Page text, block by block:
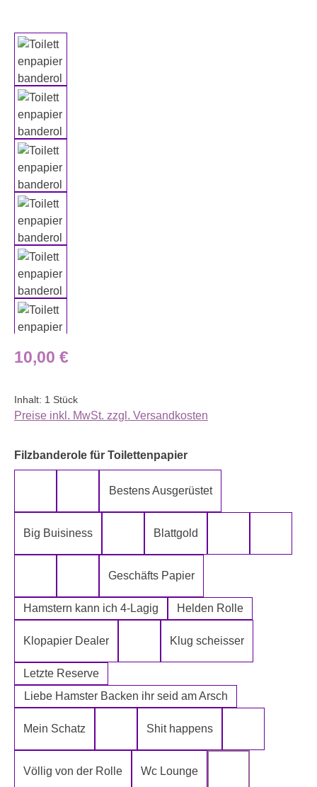
Regulärer Preis:
10,00 €
Inhalt: 1 Stück
Preise inkl. MwSt. zzgl. Versandkosten
Filzbanderole für Toilettenpapierauswählen
5-Lagig ich kann´s mir leisten
Alter spielt keine Rolle
Bestens Ausgerüstet
Big Buisiness
Bitte bleiben sie während der
Blattgold
Fugen Reiniger
Fürn Arsch
Geschäfts Papier
Hamstern kann ich 4-Lagig Helden Rolle
Klopapier Dealer
Klopapier Mafia
Klug scheisser
Letzte Reserve
Liebe Hamster Backen ihr seid am Arsch
Mein Schatz
Psssst Hamster Ware
Shit happens
Völlig von der Rolle Wc Lounge